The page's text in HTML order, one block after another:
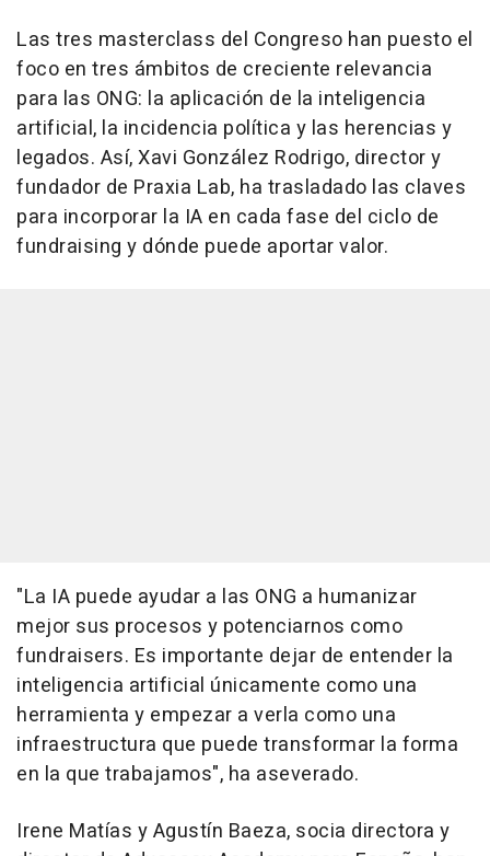
Las tres masterclass del Congreso han puesto el
foco en tres ámbitos de creciente relevancia
para las ONG: la aplicación de la inteligencia
artificial, la incidencia política y las herencias y
legados. Así, Xavi González Rodrigo, director y
fundador de Praxia Lab, ha trasladado las claves
para incorporar la IA en cada fase del ciclo de
fundraising y dónde puede aportar valor.
"La IA puede ayudar a las ONG a humanizar
mejor sus procesos y potenciarnos como
fundraisers. Es importante dejar de entender la
inteligencia artificial únicamente como una
herramienta y empezar a verla como una
infraestructura que puede transformar la forma
en la que trabajamos", ha aseverado.
Irene Matías y Agustín Baeza, socia directora y